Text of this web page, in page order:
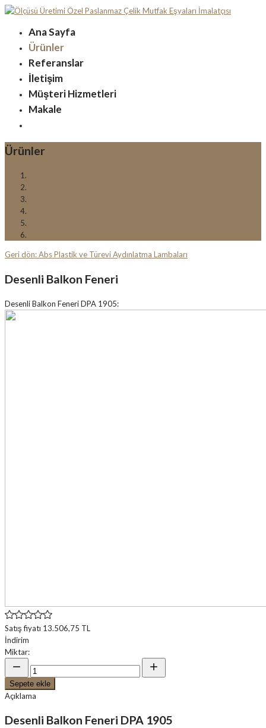
Ana Sayfa
Ürünler
Referanslar
İletişim
Müşteri Hizmetleri
Makale
Ürünler
Geri dön: Abs Plastik ve Türevi Aydınlatma Lambaları
Desenli Balkon Feneri
Desenli Balkon Feneri DPA 1905:
Satış fiyatı 13.506,75 TL
İndirim
Miktar:
Sepete ekle
Açıklama
Desenli Balkon Feneri DPA 1905